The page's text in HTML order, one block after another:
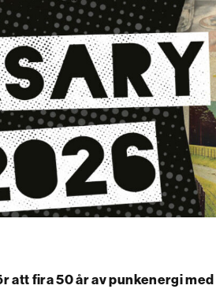
att fira 50 år av punkenergi med